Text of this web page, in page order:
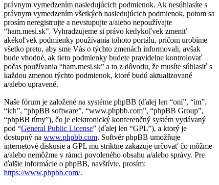
právnym vymedzením nasledujúcich podmienok. Ak nesúhlasíte s
právnym vymedzením všetkých nasledujúcich podmienok, potom sa
prosím neregistrujte a nevstupujte a/alebo nepoužívajte
“ham.mesi.sk”. Vyhradzujeme si právo kedykoľvek zmeniť
akékoľvek podmienky používania tohoto portálu, pričom urobíme
všetko preto, aby sme Vás o týchto zmenách informovali, avšak
bude vhodné, ak tieto podmienky budete pravidelne kontrolovať
počas používania “ham.mesi.sk” a to z dôvodu, že musíte súhlasiť s
každou zmenou týchto podmienok, ktoré budú aktualizované
a/alebo upravené.
Naše fórum je založené na systéme phpBB (ďalej len “oni”, “im”,
“ich”, “phpBB software”, “www.phpbb.com”, “phpBB Group”,
“phpBB tímy”), čo je elektronický konferenčný systém vydávaný
pod “General Public License” (ďalej len “GPL”), a ktorý je
dostupný na www.phpbb.com. Softvér phpBB umožňuje
internetové diskusie a GPL mu striktne zakazuje určovať čo môžme
a/alebo nemôžme v rámci povoleného obsahu a/alebo správy. Pre
ďalšie informácie o phpBB, navštívte, prosím:
https://www.phpbb.com/.